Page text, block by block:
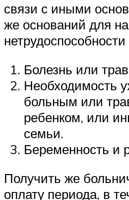
связи с иными
же оснований для
нетрудоспособности
Болезнь или
Необходимость
больным или
ребенком, или
семьи.
Беременность и
Получить же
оплату периода, в